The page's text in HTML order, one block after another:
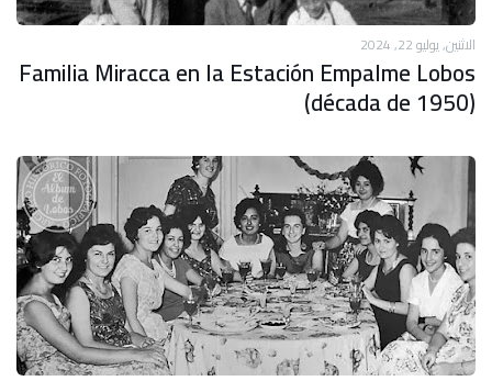
الاثنين, يوليو 22, 2024
Familia Miracca en la Estación Empalme Lobos
(década de 1950)